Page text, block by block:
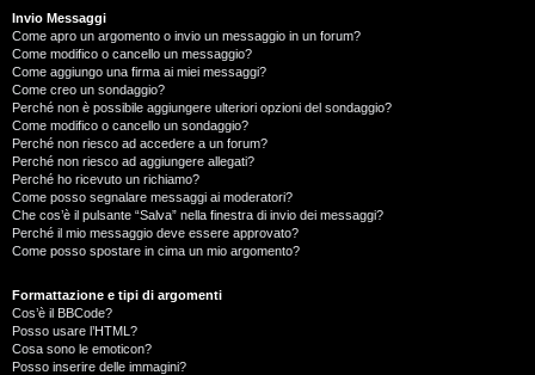
Invio Messaggi
Come apro un argomento o invio un messaggio in un forum?
Come modifico o cancello un messaggio?
Come aggiungo una firma ai miei messaggi?
Come creo un sondaggio?
Perché non è possibile aggiungere ulteriori opzioni del sondaggio?
Come modifico o cancello un sondaggio?
Perché non riesco ad accedere a un forum?
Perché non riesco ad aggiungere allegati?
Perché ho ricevuto un richiamo?
Come posso segnalare messaggi ai moderatori?
Che cos’è il pulsante “Salva” nella finestra di invio dei messaggi?
Perché il mio messaggio deve essere approvato?
Come posso spostare in cima un mio argomento?
Formattazione e tipi di argomenti
Cos’è il BBCode?
Posso usare l’HTML?
Cosa sono le emoticon?
Posso inserire delle immagini?